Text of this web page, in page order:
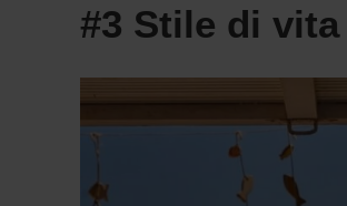
#3 Stile di